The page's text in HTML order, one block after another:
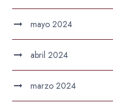
mayo 2024
abril 2024
marzo 2024